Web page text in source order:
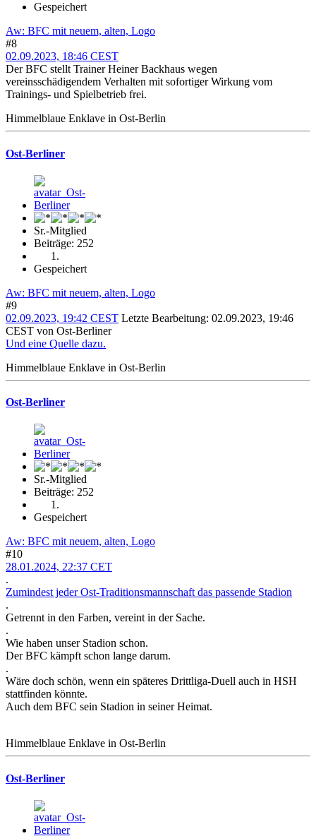
Gespeichert
Aw: BFC mit neuem, alten, Logo
#8
02.09.2023, 18:46 CEST
Der BFC stellt Trainer Heiner Backhaus wegen
vereinsschädigendem Verhalten mit sofortiger Wirkung vom
Trainings- und Spielbetrieb frei.
Himmelblaue Enklave in Ost-Berlin
Ost-Berliner
Sr.-Mitglied
Beiträge: 252
Gespeichert
Aw: BFC mit neuem, alten, Logo
#9
02.09.2023, 19:42 CEST Letzte Bearbeitung: 02.09.2023, 19:46
CEST von Ost-Berliner
Und eine Quelle dazu.
Himmelblaue Enklave in Ost-Berlin
Ost-Berliner
Sr.-Mitglied
Beiträge: 252
Gespeichert
Aw: BFC mit neuem, alten, Logo
#10
28.01.2024, 22:37 CET
.
Zumindest jeder Ost-Traditionsmannschaft das passende Stadion
.
Getrennt in den Farben, vereint in der Sache.
.
Wie haben unser Stadion schon.
Der BFC kämpft schon lange darum.
.
Wäre doch schön, wenn ein späteres Drittliga-Duell auch in HSH
stattfinden könnte.
Auch dem BFC sein Stadion in seiner Heimat.
Himmelblaue Enklave in Ost-Berlin
Ost-Berliner